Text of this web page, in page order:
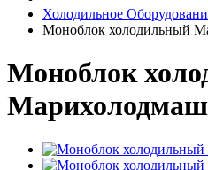
Холодильное
Моноблок холодильный
Моноблок